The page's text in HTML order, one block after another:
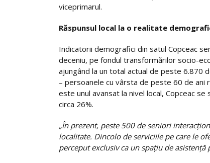
viceprimarul.
Răspunsul local la o realitate
Indicatorii demografici din satul Copceac
deceniu, pe fondul transformărilor socio-
ajungând la un total actual de peste 6.870
– persoanele cu vârsta de peste 60 de ani
este unul avansat la nivel local, Copceac
circa 26%.
„În prezent, peste 500 de seniori
localitate. Dincolo de serviciile pe care le
perceput exclusiv ca un spațiu de asistență